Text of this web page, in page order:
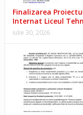
Finalizarea
Internat Liceul
iulie 30, 2026